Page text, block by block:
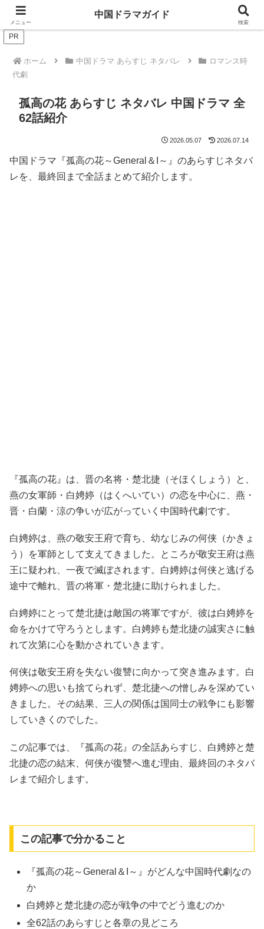
ドラマは歴史を知るともっと面白い！
PR
ホーム 中国ドラマ あらすじ ネタバレ
ロマンス時
代劇
孤高の花 あらすじ ネタバレ 中国ドラマ 全
62話紹介
2026.05.07 2026.07.14
中国ドラマ『孤高の花～General＆I～』のあらすじネタバ
レを、最終回まで全話まとめて紹介します。
『孤高の花』は、晋の名将・楚北捷（そほくしょう）と、
燕の女軍師・白娉婷（はくへいてい）の恋を中心に、燕・
晋・白蘭・涼の争いが広がっていく中国時代劇です。
白娉婷は、燕の敬安王府で育ち、幼なじみの何侠（かきょ
う）を軍師として支えてきました。ところが敬安王府は燕
王に疑われ、一夜で滅ぼされます。白娉婷は何侠と逃げる
途中で離れ、晋の将軍・楚北捷に助けられました。
白娉婷にとって楚北捷は敵国の将軍ですが、彼は白娉婷を
命をかけて守ろうとします。白娉婷も楚北捷の誠実さに触
れて次第に心を動かされていきます。
何侠は敬安王府を失ない復讐に向かって突き進みます。白
娉婷への思いも捨てられず、楚北捷への憎しみを深めてい
きました。その結果、三人の関係は国同士の戦争にも影響
していきくのでした。
この記事では、『孤高の花』の全話あらすじ、白娉婷と楚
北捷の恋の結末、何侠が復讐へ進む理由、最終回のネタバ
レまで紹介します。
この記事で分かること
『孤高の花～General＆I～』がどんな中国時代劇なの
か
白娉婷と楚北捷の恋が戦争の中でどう進むのか
全62話のあらすじと各章の見どころ
メニュー
中国ドラマガイド
検索